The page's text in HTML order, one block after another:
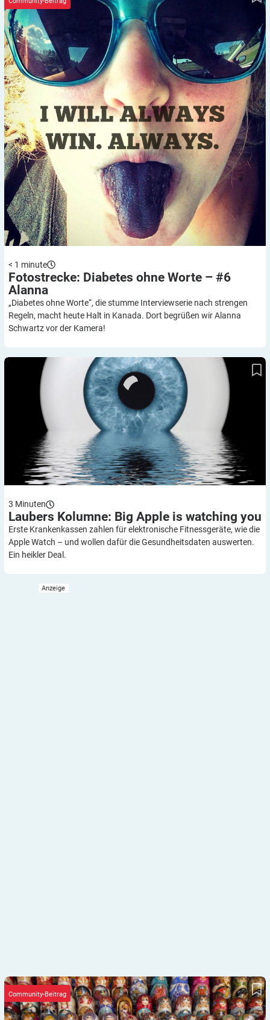
< 1 minute
Fotostrecke: Diabetes ohne Worte – #6
Alanna
„Diabetes ohne Worte“, die stumme Interviewserie nach strengen
Regeln, macht heute Halt in Kanada. Dort begrüßen wir Alanna
Schwartz vor der Kamera!
Laubers Kolumne: Big Apple is watching you
3 Minuten
Laubers Kolumne: Big Apple is watching you
Erste Krankenkassen zahlen für elektronische Fitnessgeräte, wie die
Apple Watch – und wollen dafür die Gesundheitsdaten auswerten.
Ein heikler Deal.
AUSLANDSSTUDIUM MIT DIABETES? Da!
Community-Beitrag